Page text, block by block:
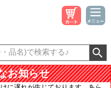
お知らせ